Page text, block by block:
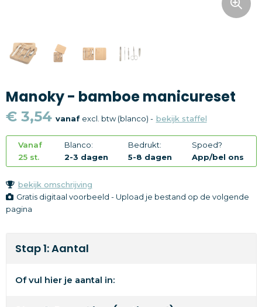
Kantoorartikelen
Gadgets
Textiel
Thema
Merken
Manoky - bamboe manicureset
€ 3,54 vanafexcl. btw (blanco) - bekijk staffel
Vanaf
25 st.
Blanco:
2-3 dagen
Bedrukt:
5-8 dagen
Spoed?
App/bel ons
bekijk omschrijving
Gratis digitaal voorbeeld - Upload je bestand op de volgende
pagina
Stap 1: Aantal
Of vul hier je aantal in: